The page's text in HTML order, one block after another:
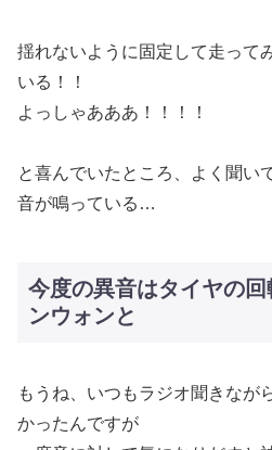
揺れないように固定して走って
いる！！
よっしゃあああ！！！！
と喜んでいたところ、よく聞い
音が鳴っている…
今度の異音はタイヤの
ンウォンと
もうね、いつもラジオ聞きなが
かったんですが